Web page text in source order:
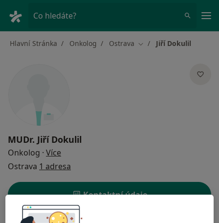
Co hledáte?
Hlavní Stránka Onkolog Ostrava Změna města
Jiří Dokulil
MUDr. Jiří Dokulil
Onkolog · Více
Ostrava 1 adresa
Kontaktní údaje
Rezervovat termín